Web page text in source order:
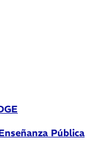
Pública